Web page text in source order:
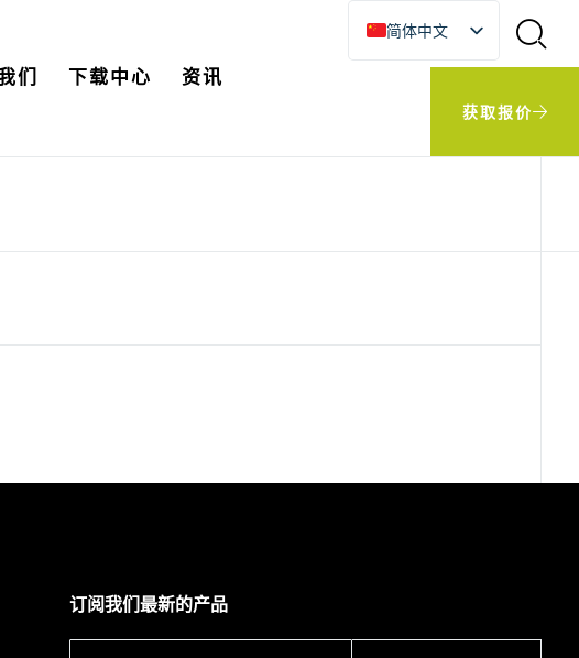
们 下载中心 资讯
简体中文
English
获取报价
订阅我们最新的产品